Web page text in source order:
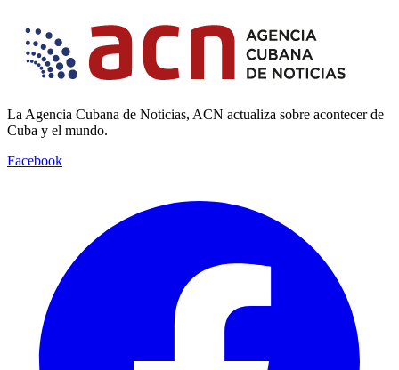
La Agencia Cubana de Noticias, ACN actualiza sobre acontecer de
Cuba y el mundo.
Facebook